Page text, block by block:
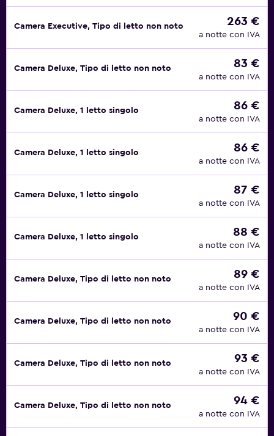
Camera Executive, Tipo di letto non noto 263 €
a notte con IVA
Camera Deluxe, Tipo di letto non noto 83 €
a notte con IVA
Camera Deluxe, 1 letto singolo 86 €
a notte con IVA
Camera Deluxe, 1 letto singolo 86 €
a notte con IVA
Camera Deluxe, 1 letto singolo 87 €
a notte con IVA
Camera Deluxe, 1 letto singolo 88 €
a notte con IVA
Camera Deluxe, Tipo di letto non noto 89 €
a notte con IVA
Camera Deluxe, Tipo di letto non noto 90 €
a notte con IVA
Camera Deluxe, Tipo di letto non noto 93 €
a notte con IVA
Camera Deluxe, Tipo di letto non noto 94 €
a notte con IVA